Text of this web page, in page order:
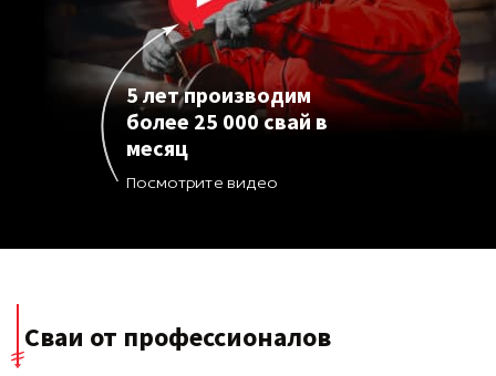
5 лет производим
более 25 000 свай в
месяц
Посмотрите видео
Сваи от профессионалов